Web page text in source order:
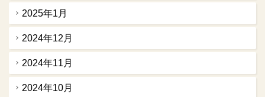
2025年1月
2024年12月
2024年11月
2024年10月